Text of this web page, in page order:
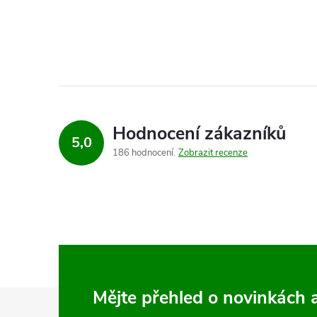
5,0 Hodnocení zákazníků
186 hodnocení Zobrazit recenze
Mějte přehled o novinkách